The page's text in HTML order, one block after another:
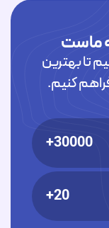
ماست
تا بهترین
کنیم.
30000+
20+